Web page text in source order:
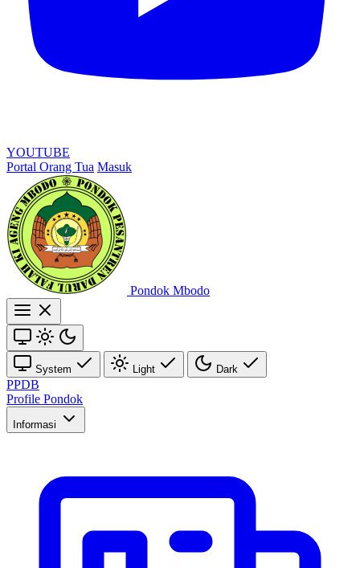
YOUTUBE
Portal Orang Tua Masuk
Pondok Mbodo
System Light Dark
PPDB
Profile Pondok
Informasi